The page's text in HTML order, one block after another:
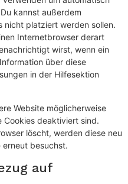
kannst außerdem
nicht platziert werden sollen.
Internetbrowser derart
wirst, wenn ein
über diese
in der Hilfesektion
Website möglicherweise
Cookies deaktiviert sind.
löscht, werden diese neu
erneut besuchst.
auf